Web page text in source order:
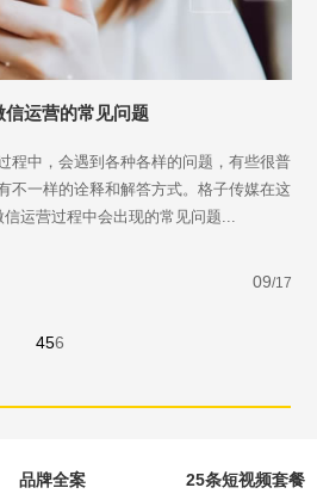
信运营的常见问题
程中，会遇到各种各样的问题，有些很普
不一样的诠释和解答方式。格子传媒在这
运营过程中会出现的常见问题...
09/17
456
品牌全案 25条短视频套餐